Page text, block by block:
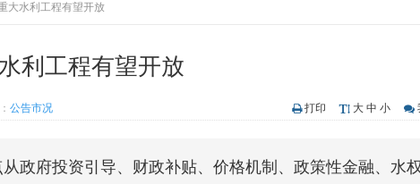
济安金信：中国基金市场数据分析周报（2020.
央行公开市场净投放300亿元 短端资金利率明显下
恒生聚源：北斗收官之星发射成功，全产业链解析
大水利工程有望开放
利工程有望开放
公告市况 打印 大 中 小
从政府投资引导、财政补贴、价格机制、政策性金融、水